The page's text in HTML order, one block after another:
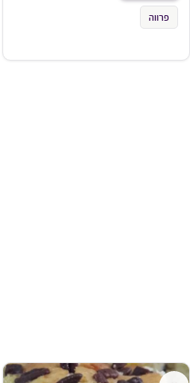
פרווה